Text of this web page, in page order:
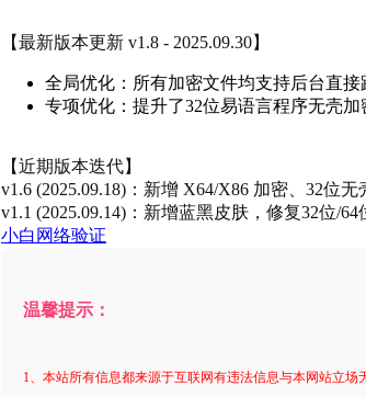
【最新版本更新 v1.8 - 2025.09.30】
全局优化：所有加密文件均支持后台直接
专项优化：提升了32位易语言程序无壳
【近期版本迭代】
v1.6 (2025.09.18)：新增 X64/X86 加密、32位
v1.1 (2025.09.14)：新增蓝黑皮肤，修复32位/
小白网络验证
温馨提示：
1、本站所有信息都来源于互联网有违法信息与本网站立场